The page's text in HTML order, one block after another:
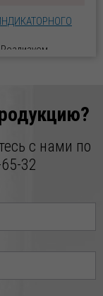
ЦИНК
отличной
с нами по
32